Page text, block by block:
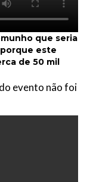
que seria
este
de 50 mil
evento não foi